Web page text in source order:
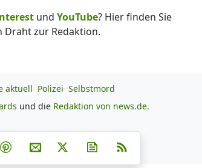
und YouTube? Hier finden Sie
Draht zur Redaktion.
aktuell Polizei Selbstmord
und die Redaktion von news.de.
hinzufügen
Teilen auf Facebook
Teilen auf Whatsapp
Teilen auf Telegram
Teilen auf Pinterest
Per E-Mail teilen
Post auf XNewsletter abonnieren